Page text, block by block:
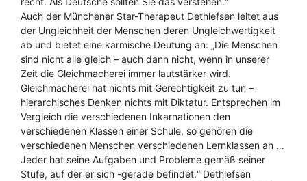
Auch der Münchener Star-Therapeut Dethlefsen leitet aus
der Ungleichheit der Menschen deren Ungleichwertigkeit
ab und bietet eine karmische Deutung an: „Die Menschen
sind nicht alle gleich – auch dann nicht, wenn in unserer
Zeit die Gleichmacherei immer lautstärker wird.
Gleichmacherei hat nichts mit Gerechtigkeit zu tun –
hierarchisches Denken nichts mit Diktatur. Entsprechen im
Vergleich die verschiedenen Inkarnationen den
verschiedenen Klassen einer Schule, so gehören die
verschiedenen Menschen verschiedenen Lernklassen an …
Jeder hat seine Aufgaben und Probleme gemäß seiner
Stufe, auf der er sich -gerade befindet.“ Dethlefsen